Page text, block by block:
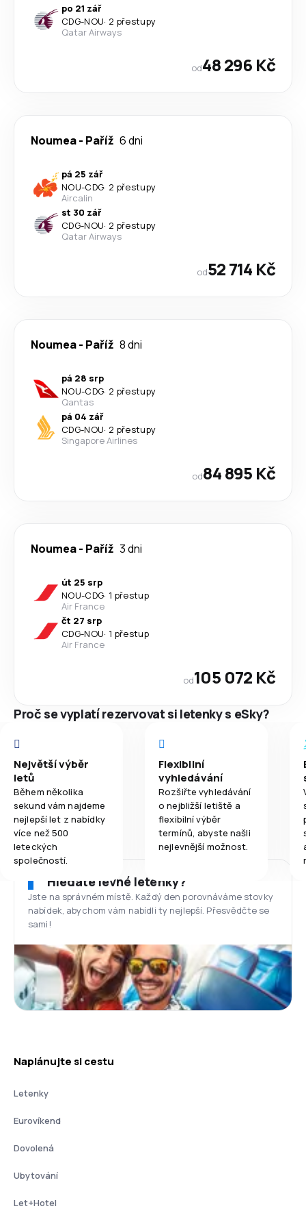
po 21 zář
CDG-NOU· 2 přestupy
Qatar Airways
od48 296 Kč
Noumea- Paříž 6 dni
pá 25 zář
NOU-CDG· 2 přestupy
Aircalin
st 30 zář
CDG-NOU· 2 přestupy
Qatar Airways
od52 714 Kč
Noumea- Paříž 8 dni
pá 28 srp
NOU-CDG· 2 přestupy
Qantas
pá 04 zář
CDG-NOU· 2 přestupy
Singapore Airlines
od84 895 Kč
Noumea- Paříž 3 dni
út 25 srp
NOU-CDG· 1 přestup
Air France
čt 27 srp
CDG-NOU· 1 přestup
Air France
od105 072 Kč
Proč se vyplatí rezervovat si letenky s eSky?
Největší výběr
letů
Během několika
sekund vám najdeme
nejlepší let z nabídky
více než 500
leteckých
společností.
Flexibilní
vyhledávání
Rozšiřte vyhledávání
o nejbližší letiště a
flexibilní výběr
termínů, abyste našli
nejlevnější možnost.
Hledáte levné letenky?
Jste na správném místě. Každý den porovnáváme stovky
nabídek, abychom vám nabídli ty nejlepší. Přesvědčte se
sami!
Naplánujte si cestu
Letenky
Eurovíkend
Dovolená
Ubytování
Let+Hotel